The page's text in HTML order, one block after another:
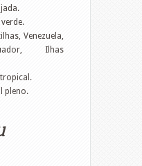
verde.
Venezuela,
Ilhas
pleno.